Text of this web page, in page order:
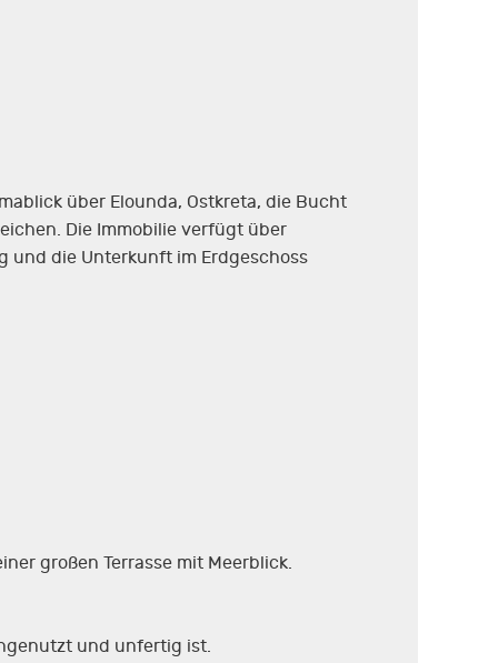
über Elounda, Ostkreta, die Bucht
Die Immobilie verfügt über
und die Unterkunft im Erdgeschoss
großen Terrasse mit Meerblick.
und unfertig ist.